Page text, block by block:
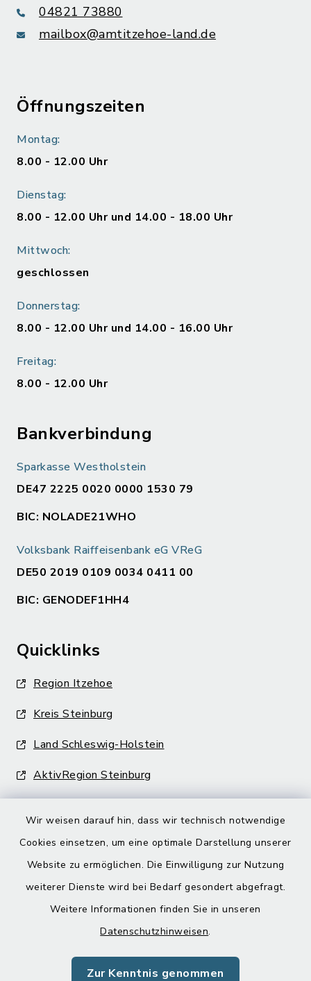
Wir weisen darauf hin, dass wir technisch notwendige
Cookies einsetzen, um eine optimale Darstellung unserer
Website zu ermöglichen. Die Einwilligung zur Nutzung
weiterer Dienste wird bei Bedarf gesondert abgefragt.
Weitere Informationen finden Sie in unseren
Datenschutzhinweisen.
Zur Kenntnis genommen
04821 73880
mailbox@amtitzehoe-land.de
Öffnungszeiten
Montag:
8.00 - 12.00 Uhr
Dienstag:
8.00 - 12.00 Uhr und 14.00 - 18.00 Uhr
Mittwoch:
geschlossen
Donnerstag:
8.00 - 12.00 Uhr und 14.00 - 16.00 Uhr
Freitag:
8.00 - 12.00 Uhr
Bankverbindung
Sparkasse Westholstein
DE47 2225 0020 0000 1530 79
BIC: NOLADE21WHO
Volksbank Raiffeisenbank eG VReG
DE50 2019 0109 0034 0411 00
BIC: GENODEF1HH4
Quicklinks
Region Itzehoe
Kreis Steinburg
Land Schleswig-Holstein
AktivRegion Steinburg
Barrierefreiheit